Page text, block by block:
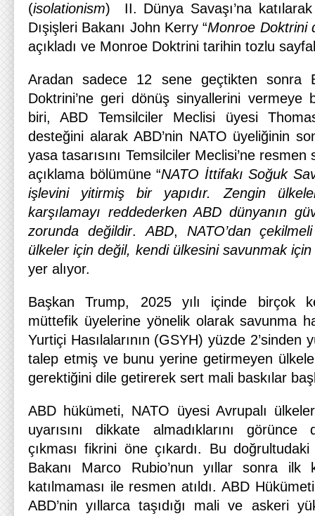
(isolationism) II. Dünya Savaşı’na
Dışişleri Bakanı John Kerry “Monroe Doktrini
açıkladı ve Monroe Doktrini tarihin tozlu
Aradan sadece 12 sene geçtikten sonra
Doktrini’ne geri dönüş sinyallerini vermeye
biri, ABD Temsilciler Meclisi üyesi
desteğini alarak ABD’nin NATO üyeliğinin
yasa tasarısını Temsilciler Meclisi’ne resmen
açıklama bölümüne “NATO İttifakı Soğuk
işlevini yitirmiş bir yapıdır. Zengin
karşılamayı reddederken ABD dünyanın
zorunda değildir.ABD, NATO’dan
ülkeler için değil, kendi ülkesini savunmak için
yer alıyor.
Başkan Trump, 2025 yılı içinde birçok
müttefik üyelerine yönelik olarak savunma
Yurtiçi Hasılalarının (GSYH) yüzde 2’sinden
talep etmiş ve bunu yerine getirmeyen
gerektiğini dile getirerek sert mali baskılar
ABD hükümeti, NATO üyesi Avrupalı
uyarısını dikkate almadıklarını görünce
çıkması fikrini öne çıkardı. Bu
Bakanı Marco Rubio’nun yıllar sonra ilk
katılmaması ile resmen atıldı. ABD
ABD’nin yıllarca taşıdığı mali ve askeri